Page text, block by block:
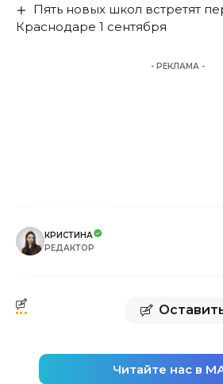
Пять новых школ встретят
Краснодаре 1 сентября
- РЕКЛАМА -
КРИСТИНА
РЕДАКТОР
Читайте нас в